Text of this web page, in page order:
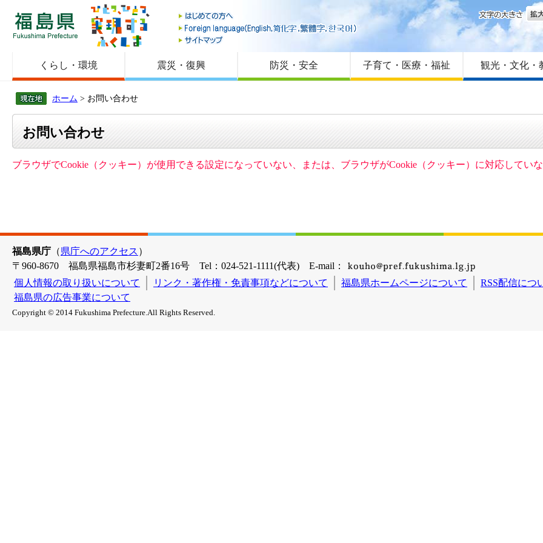
福島県
はじめての方へ
Foreign language
サイトマップ
文字
くらし・環境 震災・復興 防災・安全 子育て・医療・福祉 観光・文化・
ホーム > お問い合わせ
お問い合わせ
ブラウザでCookie（クッキー）が使用できる設定になっていない、または、ブラウザがCookie（クッキー）に対応してい
福島県庁 （県庁へのアクセス ）
〒960-8670 福島県福島市杉妻町2番16号 Tel：024-521-1111(代表) E-mail：
個人情報の取り扱いについて
リンク・著作権・免責事項などについて 福島県ホームページについて
RSS配信につ
福島県の広告事業について
Copyright © 2014 Fukushima Prefecture.All Rights Reserved.